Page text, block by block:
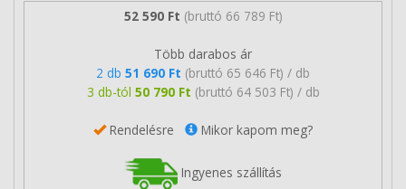
52 590 Ft (bruttó 66 789 Ft)
Több darabos ár
2 db 51 690 Ft (bruttó 65 646 Ft) / db
3 db-tól 50 790 Ft (bruttó 64 503 Ft) / db
Rendelésre Mikor kapom meg?
Ingyenes szállítás